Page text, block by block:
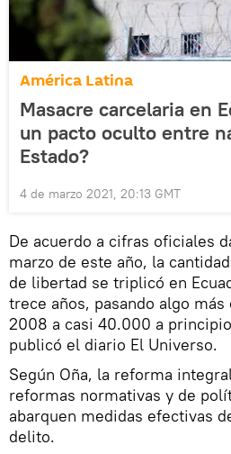
América Latina
Masacre carcelaria en
un pacto oculto entre
Estado?
4 de marzo 2021, 20:13 GMT
De acuerdo a cifras oficiales
marzo de este año, la
de libertad se triplicó en
trece años, pasando algo
2008 a casi 40.000 a
publicó el diario El Universo.
Según Oña, la reforma
reformas normativas y de
abarquen medidas efectivas
delito.